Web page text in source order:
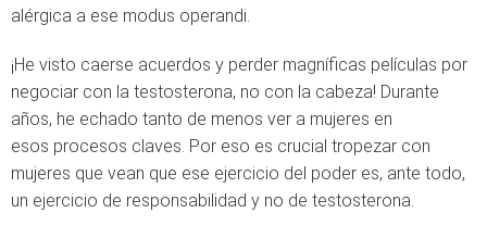
alérgica a ese modus operandi.
¡He visto caerse acuerdos y perder magníficas películas por
negociar con la testosterona, no con la cabeza! Durante
años, he echado tanto de menos ver a mujeres en
esos procesos claves. Por eso es crucial tropezar con
mujeres que vean que ese ejercicio del poder es, ante todo,
un ejercicio de responsabilidad y no de testosterona.